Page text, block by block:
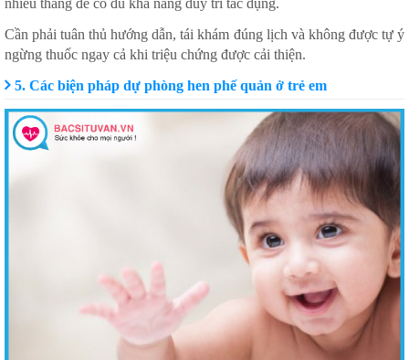
Cần phải tuân thủ hướng dẫn, tái khám đúng lịch và không được tự ý
ngừng thuốc ngay cả khi triệu chứng được cải thiện.
5. Các biện pháp dự phòng hen phế quản ở trẻ em